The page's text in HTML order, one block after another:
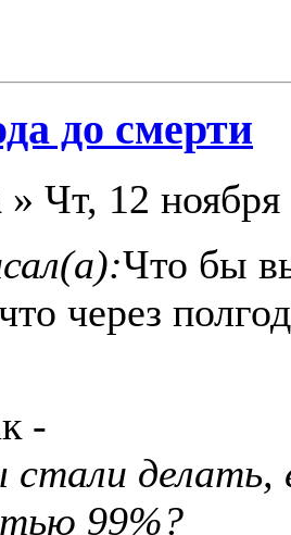
до смерти
» Чт, 12
Что бы
через
-
делать,
99%?